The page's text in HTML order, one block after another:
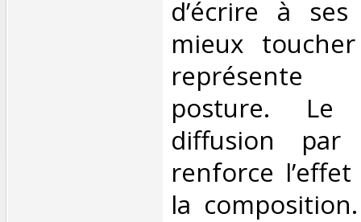
d’écrire à
mieux
posture. Le
diffusion par
renforce
la